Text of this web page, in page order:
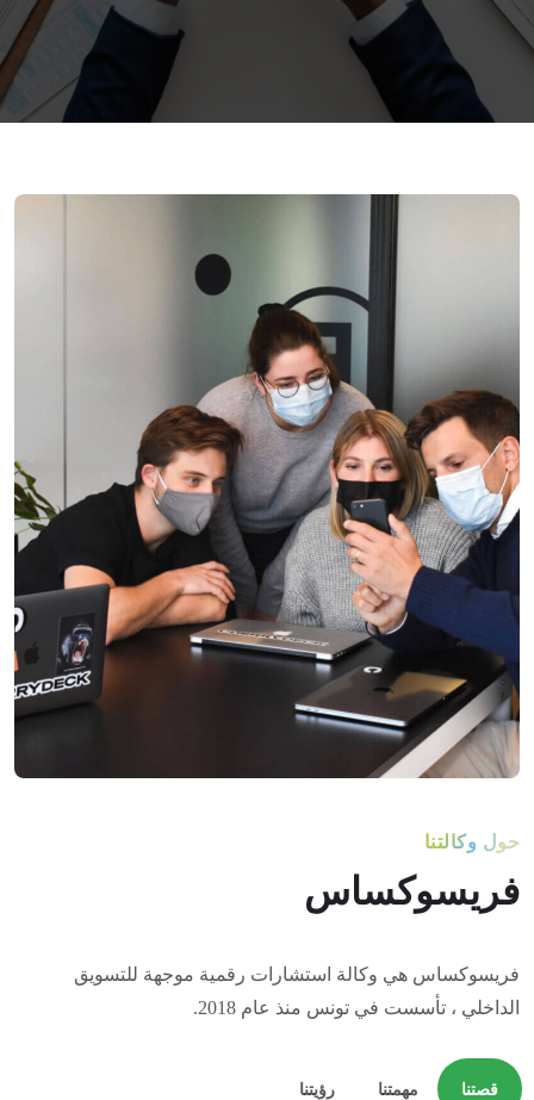
حول وكالتنا
فريسوكساس
فريسوكساس هي وكالة استشارات رقمية موجهة للتسويق
الداخلي ، تأسست في تونس منذ عام 2018.
قصتنا مهمتنا رؤيتنا